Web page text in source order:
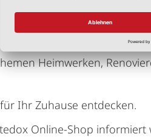
Heimwerken,
Ihr Zuhause entdecken.
Online-Shop informiert